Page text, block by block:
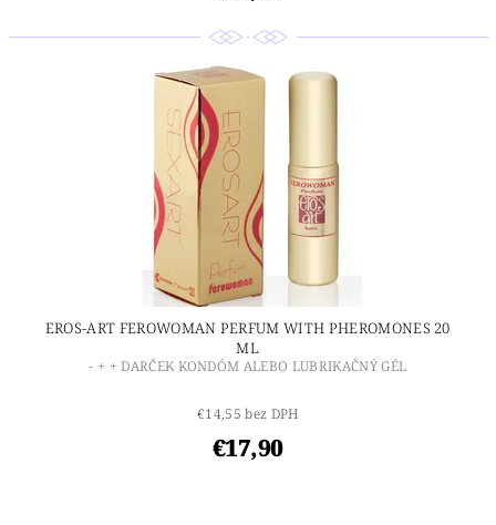
EROS-ART FEROWOMAN PERFUM WITH PHEROMONES 20
ML
- + + DARČEK KONDÓM ALEBO LUBRIKAČNÝ GÉL
€14,55 bez DPH
€17,90